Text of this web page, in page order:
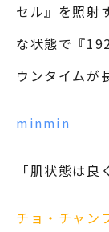
セル』を照射
な状態で『
ウンタイムが
minmin
「肌状態は良
チョ・チャン